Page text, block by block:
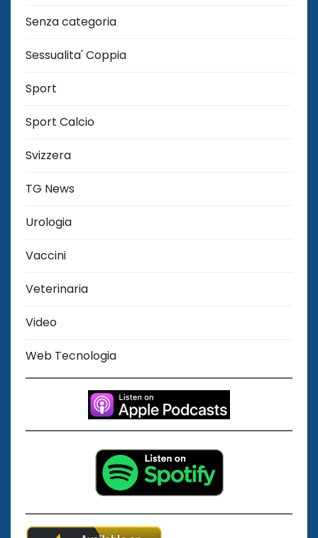
Senza categoria
Sessualita' Coppia
Sport
Sport Calcio
Svizzera
TG News
Urologia
Vaccini
Veterinaria
Video
Web Tecnologia